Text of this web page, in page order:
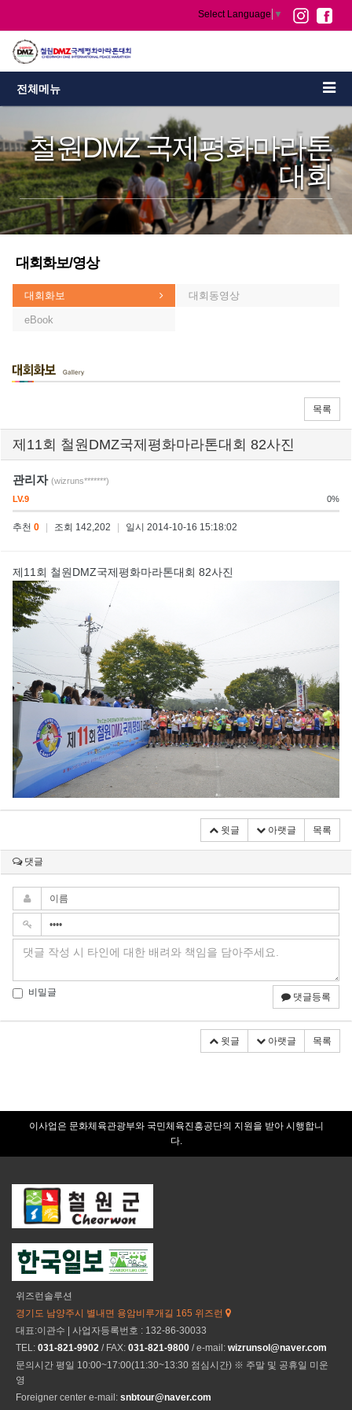
Select Language ▼
전체메뉴
철원DMZ 국제평화마라톤
대회
대회화보/영상
대회화보 대회동영상
eBook
목록
제11회 철원DMZ국제평화마라톤대회 82사진
관리자 (wizruns*******)
LV.9
0%
추천 0 조회 142,202 일시 2014-10-16 15:18:02
제11회 철원DMZ국제평화마라톤대회 82사진
윗글 아랫글 목록
댓글
비밀글 댓글등록
윗글 아랫글 목록
이사업은 문화체육관광부와 국민체육진흥공단의 지원을 받아 시행합니
다.
위즈런솔루션
경기도 남양주시 별내면 용암비루개길 165 위즈런
대표:이관수 | 사업자등록번호 : 132-86-30033
TEL: 031-821-9902 / FAX: 031-821-9800 / e-mail: wizrunsol@naver.com
문의시간 평일 10:00~17:00(11:30~13:30 점심시간) ※ 주말 및 공휴일 미운
영
Foreigner center e-mail: snbtour@naver.com